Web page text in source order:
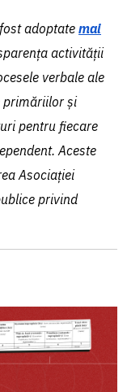
adoptatemai
activității
verbale ale
primăriilor și
pentru fiecare
Aceste
Asociației
privind